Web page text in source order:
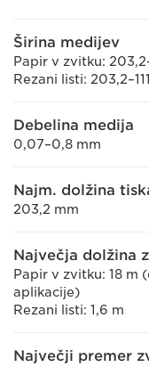
Širina medijev
Papir v zvitku:
Rezani listi:
Debelina medija
0,07–0,8 mm
Najm. dolžina
203,2 mm
Največja dolžina
Papir v zvitku: 18 m
aplikacije)
Rezani listi: 1,6 m
Največji premer